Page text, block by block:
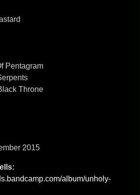
Pentagram
Throne
2015
album/unholy-